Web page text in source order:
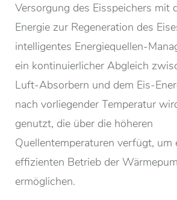
Versorgung des Eisspeichers mit
Energie zur Regeneration des
intelligentes Energiequellen-
ein kontinuierlicher Abgleich
Luft-Absorbern und dem Eis-
nach vorliegender Temperatur
genutzt, die über die höheren
Quellentemperaturen verfügt, um
effizienten Betrieb der
ermöglichen.